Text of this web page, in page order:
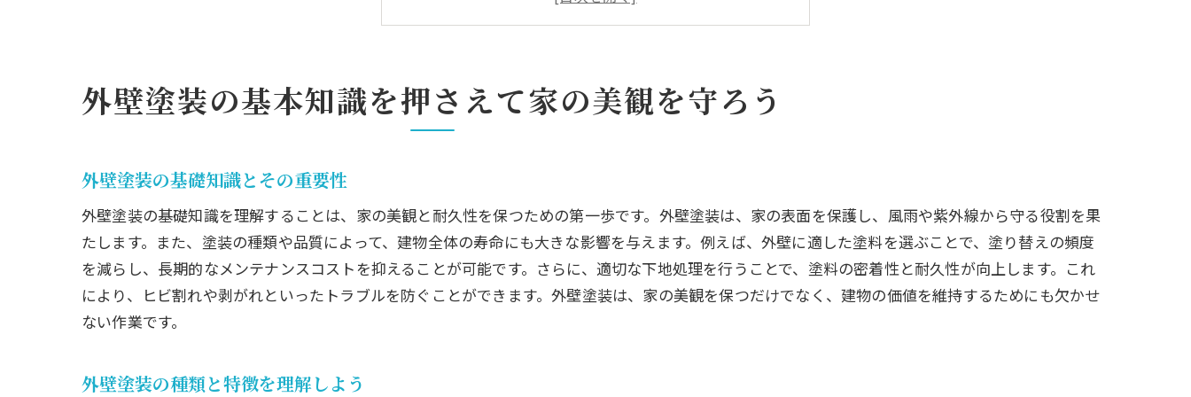
プロが教える外壁塗装の重要なポイントと注意点
高品質な外壁塗装を実現するためのポイント
外壁塗装のトラブル事例とその対策
外壁塗装後のメンテナンス方法
外壁塗装の基本知識を押さえて家の美観を守ろう
外壁塗装の基礎知識とその重要性
外壁塗装の基礎知識を理解することは、家の美観と耐久性を保つための第一歩です。外壁塗装は、家の表面を保護し、風雨や紫外線から守る役割を果
たします。また、塗装の種類や品質によって、建物全体の寿命にも大きな影響を与えます。例えば、外壁に適した塗料を選ぶことで、塗り替えの頻度
を減らし、長期的なメンテナンスコストを抑えることが可能です。さらに、適切な下地処理を行うことで、塗料の密着性と耐久性が向上します。これ
により、ヒビ割れや剥がれといったトラブルを防ぐことができます。外壁塗装は、家の美観を保つだけでなく、建物の価値を維持するためにも欠かせ
ない作業です。
外壁塗装の種類と特徴を理解しよう